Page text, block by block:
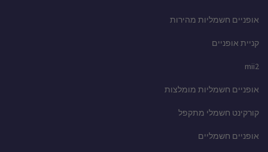
אופניים חשמליות מהירות
קניית אופניים
mii2
אופניים חשמליות מומלצות
קורקינט חשמלי מתקפל
אופניים חשמליים